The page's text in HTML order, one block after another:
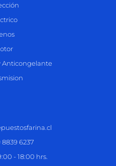
Anticongelante
8839 6237
- 18:00 hrs.